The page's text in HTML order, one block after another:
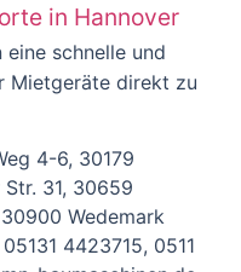
in Hannover
eine schnelle und
Mietgeräte direkt zu
4-6, 30179
31, 30659
Wedemark
4423715, 0511